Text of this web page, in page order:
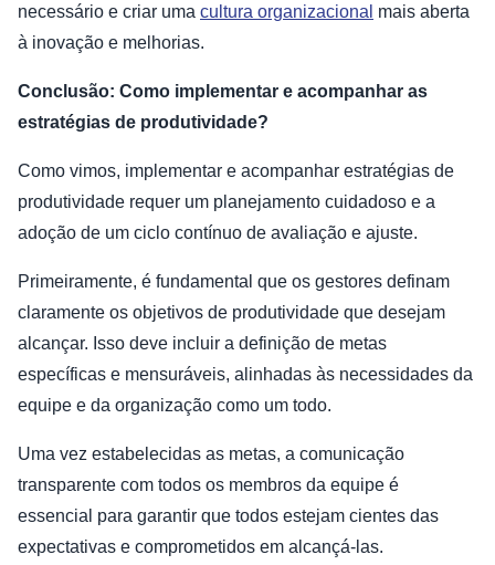
necessário e criar uma cultura organizacional mais aberta
à inovação e melhorias.
Conclusão: Como implementar e acompanhar as
estratégias de produtividade?
Como vimos, implementar e acompanhar estratégias de
produtividade requer um planejamento cuidadoso e a
adoção de um ciclo contínuo de avaliação e ajuste.
Primeiramente, é fundamental que os gestores definam
claramente os objetivos de produtividade que desejam
alcançar. Isso deve incluir a definição de metas
específicas e mensuráveis, alinhadas às necessidades da
equipe e da organização como um todo.
Uma vez estabelecidas as metas, a comunicação
transparente com todos os membros da equipe é
essencial para garantir que todos estejam cientes das
expectativas e comprometidos em alcançá-las.